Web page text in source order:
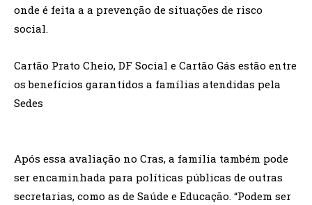
onde é feita a a prevenção de situações de risco
social.
Cartão Prato Cheio, DF Social e Cartão Gás estão entre
os benefícios garantidos a famílias atendidas pela
Sedes
Após essa avaliação no Cras, a família também pode
ser encaminhada para políticas públicas de outras
secretarias, como as de Saúde e Educação. “Podem ser